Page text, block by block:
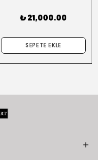
₺ 21,000.00
SEPETE EKLE